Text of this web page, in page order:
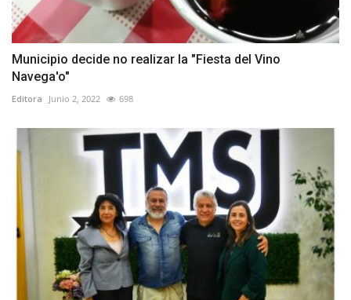
Municipio decide no realizar la "Fiesta del Vino
Navega'o"
Editora Junio 2, 2022 698